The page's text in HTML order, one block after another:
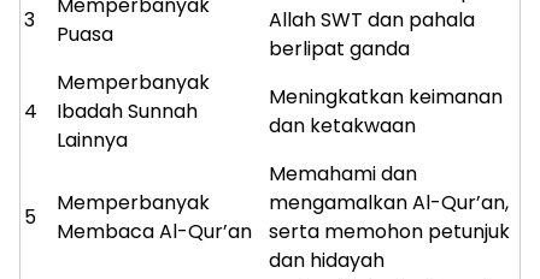
3
Puasa
Allah SWT dan pahala
berlipat ganda
4
Memperbanyak
Ibadah Sunnah
Lainnya
Meningkatkan keimanan
dan ketakwaan
5
Memperbanyak
Membaca Al-Qur’an
Memahami dan
mengamalkan Al-Qur’an,
serta memohon petunjuk
dan hidayah